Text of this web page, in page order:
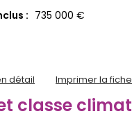
: 735 000 €
détail Imprimer la fiche
classe climat